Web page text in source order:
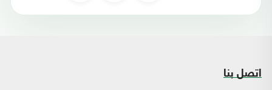
اتصل بنا